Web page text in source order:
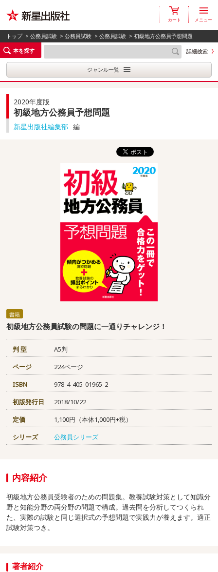
カート メニュー
トップ >公務員試験 >公務員試験 >公務員試験 > 初級地方公務員予想問題
本を探す
詳細検索
ジャンル一覧
2020年度版
初級地方公務員予想問題
新星出版社編集部 編
書籍
初級地方公務員試験の問題に一通りチャレンジ！
判 型
A5判
ページ
224ページ
ISBN
978-4-405-01965-2
初版発行日
2018/10/22
定価
1,100円（本体1,000円+税）
シリーズ
公務員シリーズ
内容紹介
初級地方公務員受験者のための問題集。教養試験対策として知識分
野と知能分野の両分野の問題で構成。過去問を分析してつくられ
た、実際の試験と同じ選択式の予想問題で実践力が養えます。適正
試験対策つき。
著者紹介